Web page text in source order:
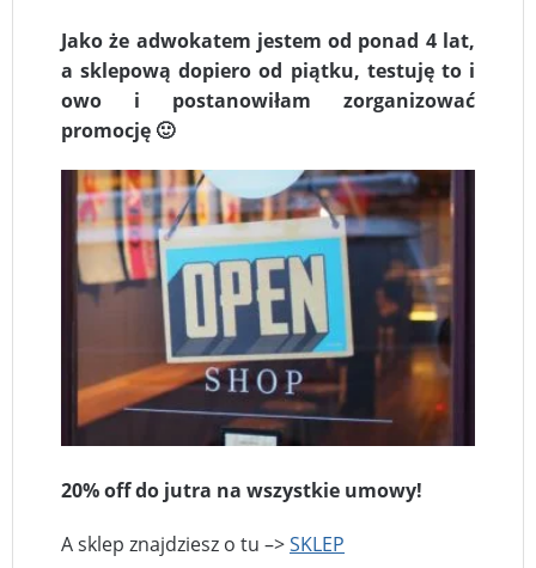
Jako że adwokatem jestem od ponad 4 lat,
a sklepową dopiero od piątku, testuję to i
owo i postanowiłam zorganizować
promocję 🙂
20% off do jutra na wszystkie umowy!
A sklep znajdziesz o tu –>SKLEP